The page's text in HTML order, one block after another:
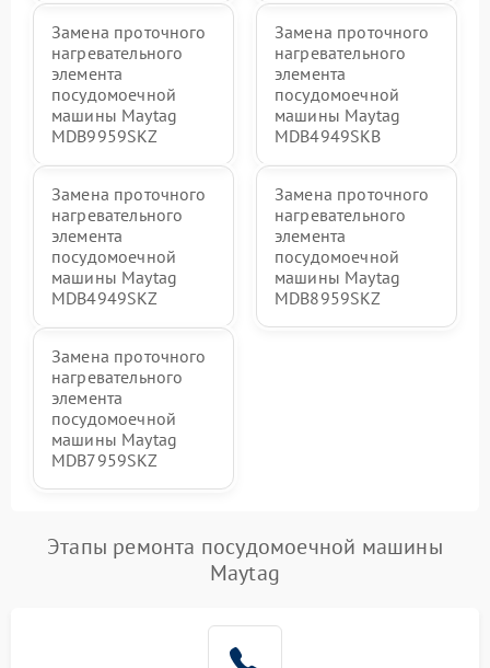
Замена проточного
нагревательного
элемента
посудомоечной
машины Maytag
MDB9959SKZ
Замена проточного
нагревательного
элемента
посудомоечной
машины Maytag
MDB4949SKB
Замена проточного
нагревательного
элемента
посудомоечной
машины Maytag
MDB4949SKZ
Замена проточного
нагревательного
элемента
посудомоечной
машины Maytag
MDB8959SKZ
Замена проточного
нагревательного
элемента
посудомоечной
машины Maytag
MDB7959SKZ
Этапы ремонта посудомоечной машины
Maytag